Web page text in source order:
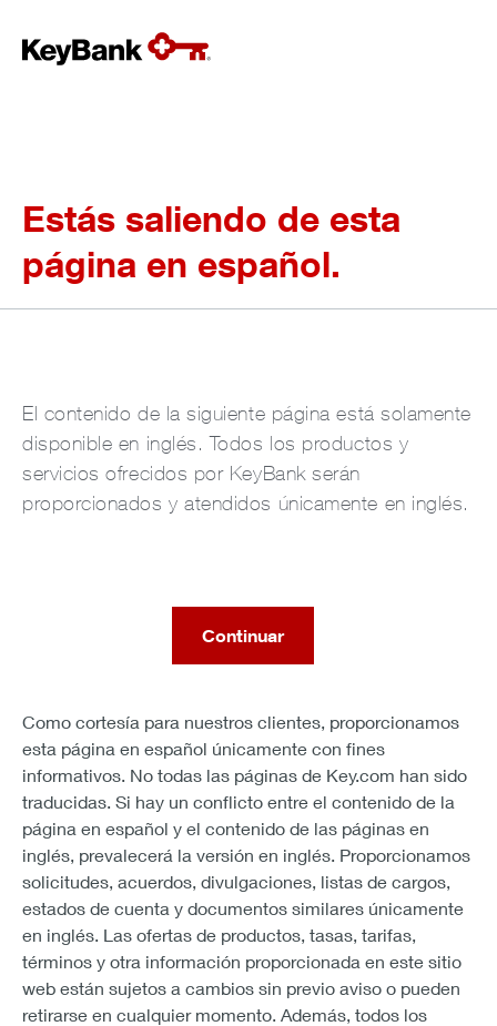
Estás saliendo de esta
página en español.
El contenido de la siguiente página está solamente
disponible en inglés. Todos los productos y
servicios ofrecidos por KeyBank serán
proporcionados y atendidos únicamente en inglés.
Continuar
Como cortesía para nuestros clientes, proporcionamos
esta página en español únicamente con fines
informativos. No todas las páginas de Key.com han sido
traducidas. Si hay un conflicto entre el contenido de la
página en español y el contenido de las páginas en
inglés, prevalecerá la versión en inglés. Proporcionamos
solicitudes, acuerdos, divulgaciones, listas de cargos,
estados de cuenta y documentos similares únicamente
en inglés. Las ofertas de productos, tasas, tarifas,
términos y otra información proporcionada en este sitio
web están sujetos a cambios sin previo aviso o pueden
retirarse en cualquier momento. Además, todos los